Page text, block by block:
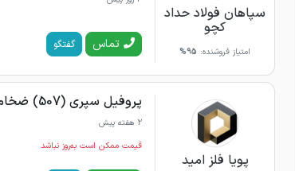
سپاهان فولاد حداد
کچو
امتیاز فروشنده: 95% تماس گفتگو
پویا فلز امید
پروفیل سپری (507) ضخامت 2
2 هفته پیش
قیمت ممکن است به‌روز نباشد